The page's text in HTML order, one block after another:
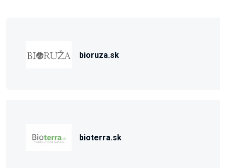
bioruza.sk
bioterra.sk